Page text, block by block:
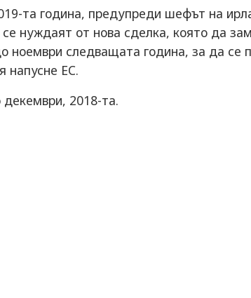
та година, предупреди шефът на
нуждаят от нова сделка, която да
ноември следващата година, за да се
напусне ЕС.
2018-та.